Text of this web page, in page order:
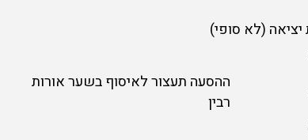
(לא סופי)
ההסעה תעצור לאיסוף בשער אורות
רבין